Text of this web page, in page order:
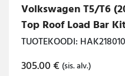
Volkswagen T5/T6
Top Roof Load Bar
TUOTEKOODI:
305.00€ (sis. alv.)